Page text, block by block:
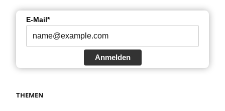
E-Mail*
Anmelden
THEMEN